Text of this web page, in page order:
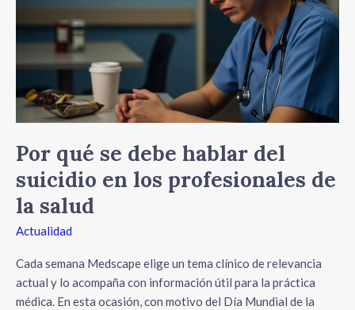
Por qué se debe hablar del
suicidio en los profesionales de
la salud
Actualidad
Cada semana Medscape elige un tema clínico de relevancia
actual y lo acompaña con información útil para la práctica
médica. En esta ocasión, con motivo del Día Mundial de la
del
suicidio
profesionales
salud